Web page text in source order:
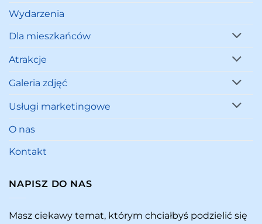
Wydarzenia
Dla mieszkańców
Atrakcje
Galeria zdjęć
Usługi marketingowe
O nas
Kontakt
NAPISZ DO NAS
Masz ciekawy temat, którym chciałbyś podzielić się